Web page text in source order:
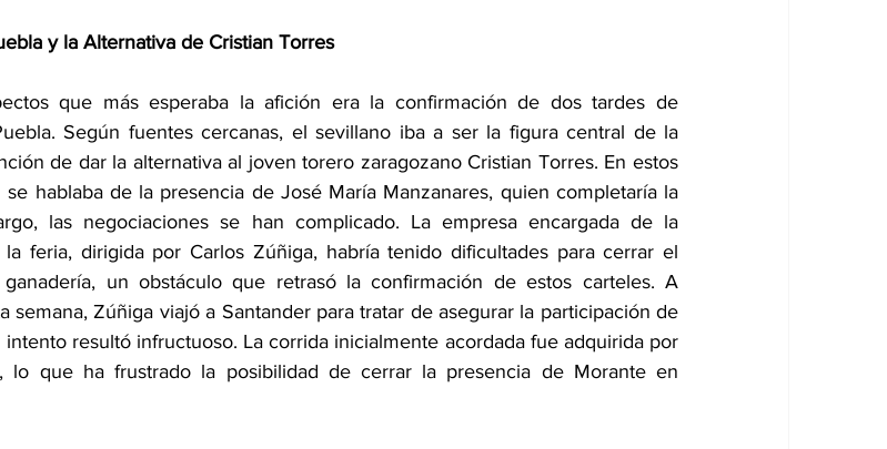
y la Alternativa de Cristian Torres
que más esperaba la afición era la confirmación de dos tardes de
Según fuentes cercanas, el sevillano iba a ser la figura central de la
de dar la alternativa al joven torero zaragozano Cristian Torres. En estos
se hablaba de la presencia de José María Manzanares, quien completaría la
las negociaciones se han complicado. La empresa encargada de la
feria, dirigida por Carlos Zúñiga, habría tenido dificultades para cerrar el
un obstáculo que retrasó la confirmación de estos carteles. A
semana, Zúñiga viajó a Santander para tratar de asegurar la participación de
resultó infructuoso. La corrida inicialmente acordada fue adquirida por
lo que ha frustrado la posibilidad de cerrar la presencia de Morante en